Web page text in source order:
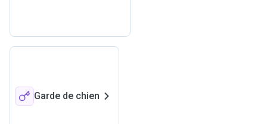
Garde de chien